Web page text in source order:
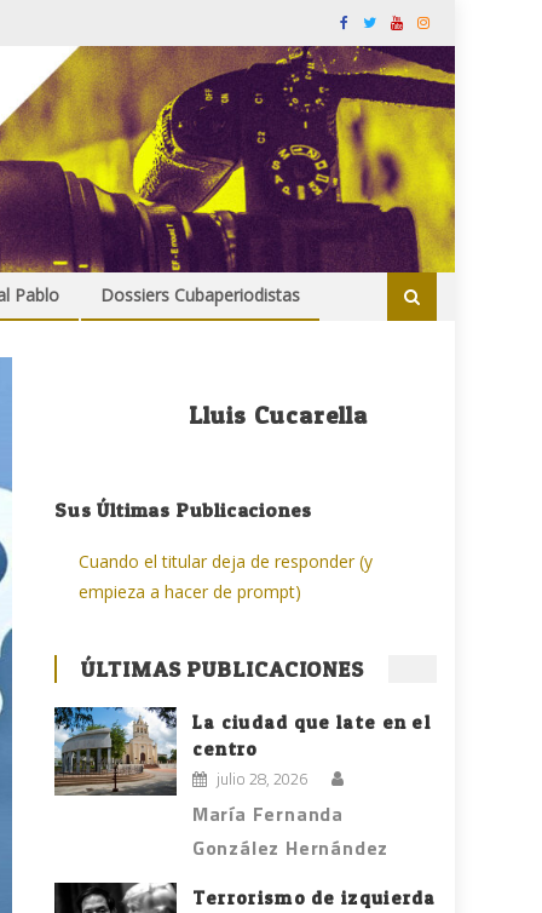
Pablo Dossiers Cubaperiodistas
Lluis Cucarella
Sus Últimas Publicaciones
Cuando el titular deja de responder (y
empieza a hacer de prompt)
ÚLTIMAS PUBLICACIONES
La ciudad que late en el
centro
julio 28, 2026
María Fernanda
González Hernández
Terrorismo de izquierda